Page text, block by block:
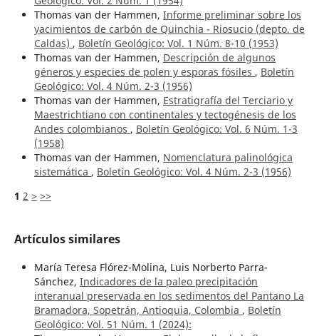
Thomas van der Hammen, Informe preliminar sobre los
yacimientos de carbón de Quinchia - Riosucio (depto. de
Caldas) , Boletín Geológico: Vol. 1 Núm. 8-10 (1953)
Thomas van der Hammen, Descripción de algunos
géneros y especies de polen y esporas fósiles , Boletín
Geológico: Vol. 4 Núm. 2-3 (1956)
Thomas van der Hammen, Estratigrafía del Terciario y
Maestrichtiano con continentales y tectogénesis de los
Andes colombianos , Boletín Geológico: Vol. 6 Núm. 1-3
(1958)
Thomas van der Hammen, Nomenclatura palinológica
sistemática , Boletín Geológico: Vol. 4 Núm. 2-3 (1956)
1 2 > >>
Artículos similares
María Teresa Flórez-Molina, Luis Norberto Parra-
Sánchez, Indicadores de la paleo precipitación
interanual preservada en los sedimentos del Pantano La
Bramadora, Sopetrán, Antioquia, Colombia , Boletín
Geológico: Vol. 51 Núm. 1 (2024):